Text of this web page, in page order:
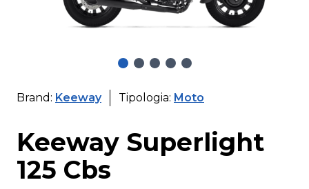
Brand: Keeway Tipologia: Moto
Keeway Superlight
125 Cbs